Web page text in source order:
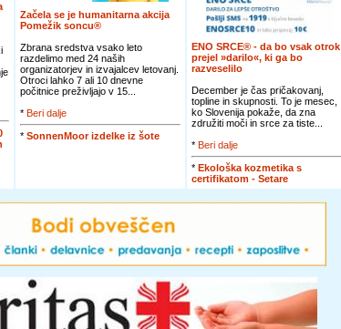
Začela se je humanitarna akcija
Pomežik soncu®
Zbrana sredstva vsako leto
razdelimo med 24 naših
organizatorjev in izvajalcev letovanj.
Otroci lahko 7 ali 10 dnevne
počitnice preživljajo v 15...
* Beri dalje
* SonnenMoor izdelke iz šote
ENO SRCE® - da bo vsak otrok
prejel »darilo«, ki ga bo
razveselilo
December je čas pričakovanj,
topline in skupnosti. To je mesec,
ko Slovenija pokaže, da zna
združiti moči in srce za tiste...
* Beri dalje
* Ekološka kozmetika s
certifikatom - Setare